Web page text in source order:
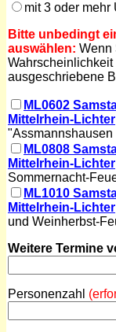
mit 3 oder mehr
Bitte unbedingt
auswählen: Wenn
ausgeschriebene
ML0602
Mittelrhein-Lichter
ML0808
Mittelrhein-Lichter
Sommernacht-
ML1010
Mittelrhein-Lichter
und Weinherbst-
Weitere Termine
Personenzahl